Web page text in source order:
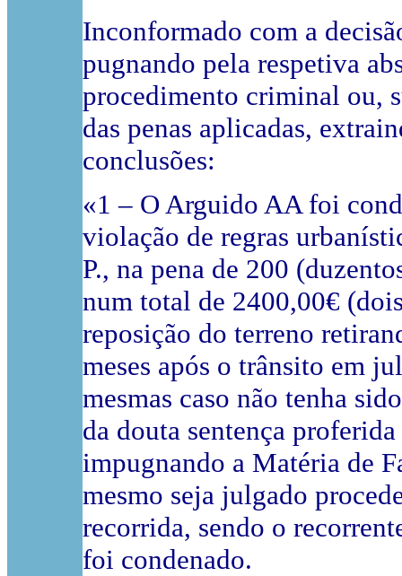
Inconformado com a
pugnando pela respetiva
procedimento criminal ou,
das penas aplicadas,
conclusões:
«1 – O Arguido AA foi
violação de regras
P., na pena de 200
num total de 2400,00€
reposição do terreno
meses após o trânsito em
mesmas caso não tenha
da douta sentença
impugnando a Matéria de
mesmo seja julgado
recorrida, sendo o
foi condenado.